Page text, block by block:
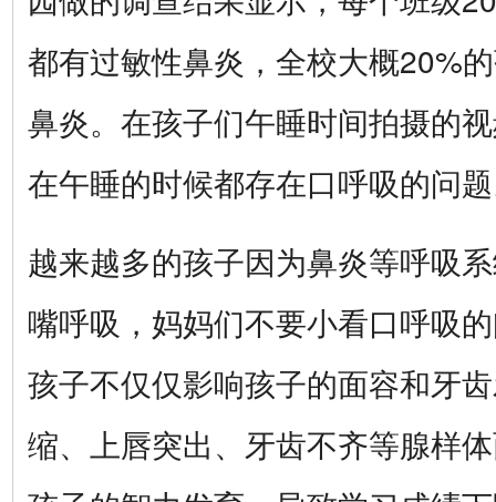
都有过敏性鼻炎，全校大概20%
鼻炎。在孩子们午睡时间拍摄的
在午睡的时候都存在口呼吸的问
越来越多的孩子因为鼻炎等呼吸
嘴呼吸，妈妈们不要小看口呼吸
孩子不仅仅影响孩子的面容和牙
缩、上唇突出、牙齿不齐等腺样